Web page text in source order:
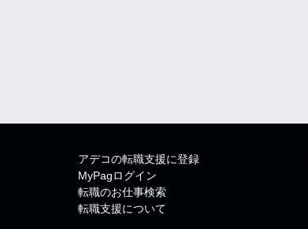
アデコの転職支援に登録
MyPagログイン
転職のお仕事検索
転職支援について